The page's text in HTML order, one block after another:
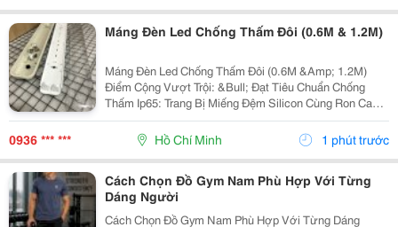
Máng Đèn Led Chống Thấm Đôi (0.6M & 1.2M)
Máng Đèn Led Chống Thấm Đôi (0.6M &Amp; 1.2M)
Điểm Cộng Vượt Trội: &Bull; Đạt Tiêu Chuẩn Chống
Thấm Ip65: Trang Bị Miếng Đệm Silicon Cùng Ron Cao
Su Viền Quanh Nắp Kín Khít, Chống Xâm Nhập Tuyệt
Đối Từ Nước, Hơi Ẩm Và Bụi Bẩn. &Bull; Chất Liệu:...
0936 *** *** Hồ Chí Minh 1 phút trước
Cách Chọn Đồ Gym Nam Phù Hợp Với Từng
Dáng Người
Cách Chọn Đồ Gym Nam Phù Hợp Với Từng Dáng